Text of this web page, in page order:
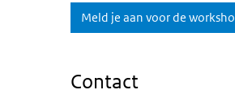
Meld je aan voor de
Contact